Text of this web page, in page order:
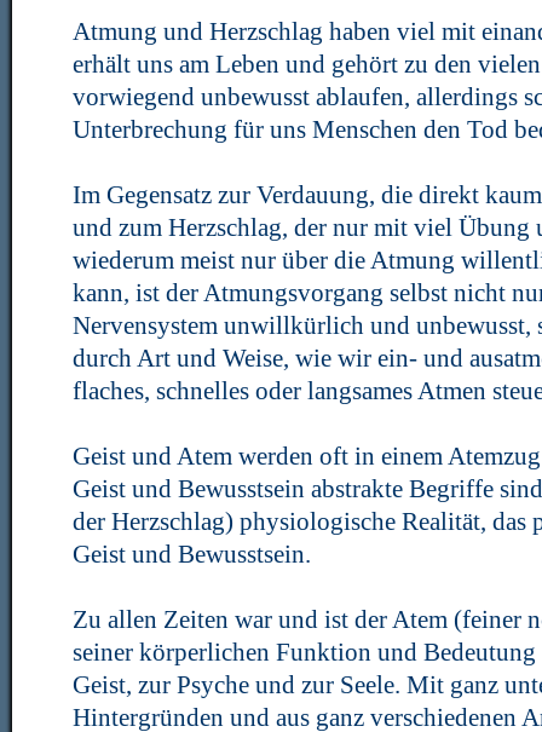
Atmung und Herzschlag haben viel mit
erhält uns am Leben und gehört zu den
vorwiegend unbewusst ablaufen, allerdings
Unterbrechung für uns Menschen den Tod
Im Gegensatz zur Verdauung, die direkt
und zum Herzschlag, der nur mit viel Übung
wiederum meist nur über die Atmung
kann, ist der Atmungsvorgang selbst nicht
Nervensystem unwillkürlich und
durch Art und Weise, wie wir ein- und
flaches, schnelles oder langsames Atmen
Geist und Atem werden oft in einem
Geist und Bewusstsein abstrakte Begriffe
der Herzschlag) physiologische Realität, das
Geist und Bewusstsein.
Zu allen Zeiten war und ist der Atem (feiner
seiner körperlichen Funktion und
Geist, zur Psyche und zur Seele. Mit ganz
Hintergründen und aus ganz verschiedenen